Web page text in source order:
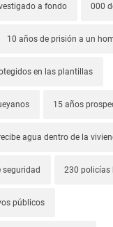
a fondo 000
10 años de prisión a un
en las plantillas
15 años
agua dentro de la
seguridad 230 policías
públicos